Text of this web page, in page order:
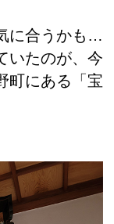
に合うかも…
いたのが、今
町にある「宝